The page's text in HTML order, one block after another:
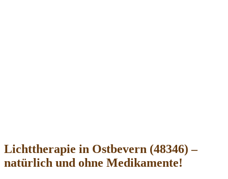
Lichttherapie in Ostbevern (48346) –
natürlich und ohne Medikamente!